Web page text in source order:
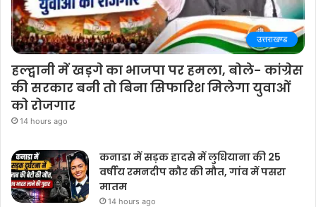
उत्तराखण्ड
हल्द्वानी में खड़गे का भाजपा पर हमला, बोले- कांग्रेस
की सरकार बनी तो बिना सिफारिश मिलेगा युवाओं
को रोजगार
14 hours ago
कनाडा में सड़क हादसे में लुधियाना की 25
वर्षीय रमनदीप कौर की मौत, गांव में पसरा
मातम
14 hours ago